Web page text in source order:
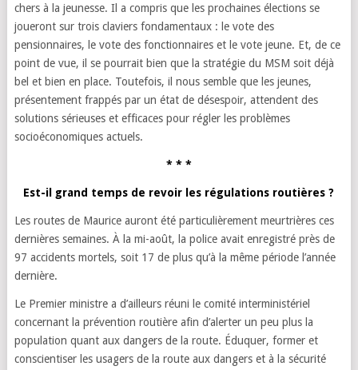
chers à la jeunesse. Il a compris que les prochaines élections se
joueront sur trois claviers fondamentaux : le vote des
pensionnaires, le vote des fonctionnaires et le vote jeune. Et, de ce
point de vue, il se pourrait bien que la stratégie du MSM soit déjà
bel et bien en place. Toutefois, il nous semble que les jeunes,
présentement frappés par un état de désespoir, attendent des
solutions sérieuses et efficaces pour régler les problèmes
socioéconomiques actuels.
* * *
Est-il grand temps de revoir les régulations routières ?
Les routes de Maurice auront été particulièrement meurtrières ces
dernières semaines. À la mi-août, la police avait enregistré près de
97 accidents mortels, soit 17 de plus qu’à la même période l’année
dernière.
Le Premier ministre a d’ailleurs réuni le comité interministériel
concernant la prévention routière afin d’alerter un peu plus la
population quant aux dangers de la route. Éduquer, former et
conscientiser les usagers de la route aux dangers et à la sécurité